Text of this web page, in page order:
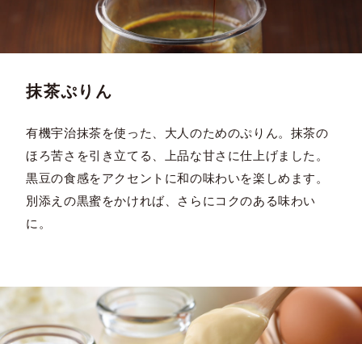
抹茶ぷりん
有機宇治抹茶を使った、大人のためのぷりん。抹茶の
ほろ苦さを引き立てる、上品な甘さに仕上げました。
黒豆の食感をアクセントに和の味わいを楽しめます。
別添えの黒蜜をかければ、さらにコクのある味わい
に。